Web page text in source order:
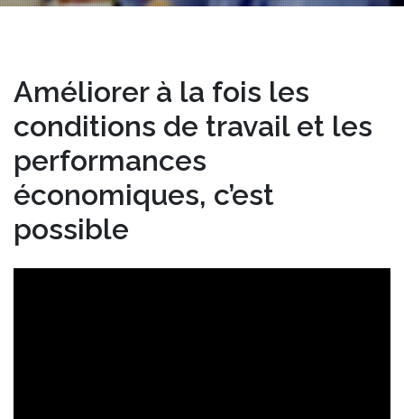
Améliorer à la fois les
conditions de travail et les
performances
économiques, c’est
possible